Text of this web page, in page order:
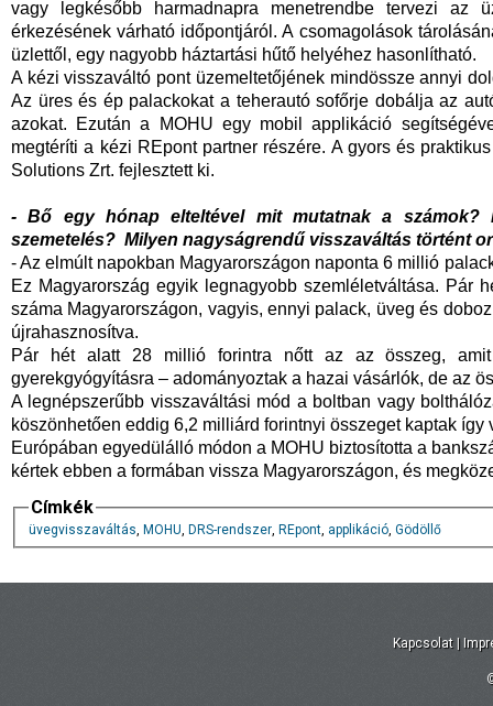
vagy legkésőbb harmadnapra menetrendbe tervezi az
érkezésének várható időpontjáról. A csomagolások
üzlettől, egy nagyobb háztartási hűtő helyéhez hasonlítható.
A kézi visszaváltó pont üzemeltetőjének mindössze annyi
Az üres és ép palackokat a teherautó sofőrje dobálja az
azokat. Ezután a MOHU egy mobil applikáció
megtéríti a kézi REpont partner részére. A gyors és
Solutions Zrt. fejlesztett ki.
- Bő egy hónap elteltével mit mutatnak a számok?
szemetelés? Milyen nagyságrendű visszaváltás történt
- Az elmúlt napokban Magyarországon naponta 6 millió
Ez Magyarország egyik legnagyobb szemléletváltása. Pár
száma Magyarországon, vagyis, ennyi palack, üveg és
újrahasznosítva.
Pár hét alatt 28 millió forintra nőtt az az összeg,
gyerekgyógyításra – adományoztak a hazai vásárlók, de az
A legnépszerűbb visszaváltási mód a boltban vagy
köszönhetően eddig 6,2 milliárd forintnyi összeget kaptak így
Európában egyedülálló módon a MOHU biztosította a
kértek ebben a formában vissza Magyarországon, és
Címkék
üvegvisszaváltás, MOHU, DRS-rendszer, REpont, applikáció, Gödöllő
Kapcsolat |